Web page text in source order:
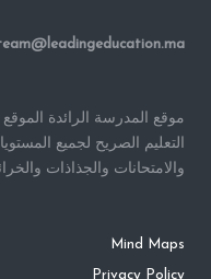
موقع المدرسة الرائدة
التعليم الصريح لجميع
والامتحانات والجذاذات
Mind Maps
Privacy Policy